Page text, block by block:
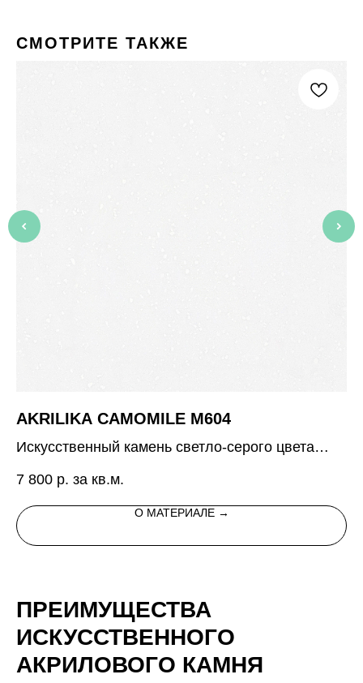
СМОТРИТЕ ТАКЖЕ
AKRILIKA CAMOMILE M604
Искусственный камень светло-серого цвета
вкраплениями
7 800 р. за кв.м.
О МАТЕРИАЛЕ →
ПРЕИМУЩЕСТВА
ИСКУССТВЕННОГО
АКРИЛОВОГО КАМНЯ